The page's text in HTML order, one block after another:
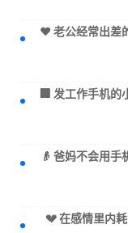
❤️ 老公经常出差
🏢 发工作手机的
👴 爸妈不会用手
💔 在感情里内耗